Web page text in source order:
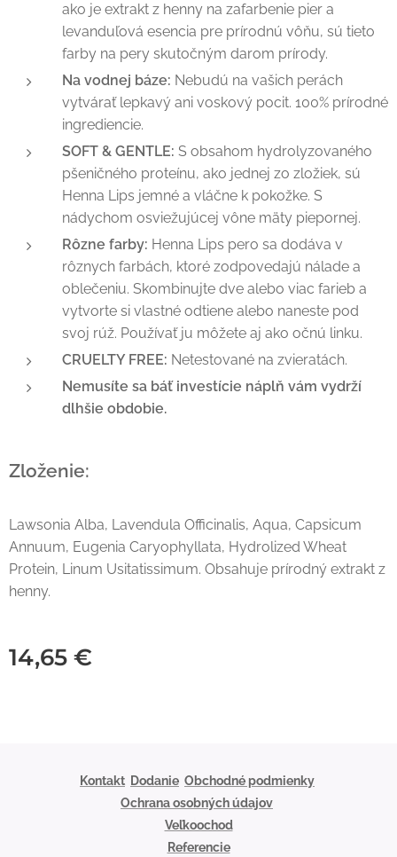
ako je extrakt z henny na zafarbenie pier a
levanduľová esencia pre prírodnú vôňu, sú tieto
farby na pery skutočným darom prírody.
Na vodnej báze: Nebudú na vašich perách
vytvárať lepkavý ani voskový pocit. 100% prírodné
ingrediencie.
SOFT & GENTLE: S obsahom hydrolyzovaného
pšeničného proteínu, ako jednej zo zložiek, sú
Henna Lips jemné a vláčne k pokožke. S
nádychom osviežujúcej vône mäty piepornej.
Rôzne farby: Henna Lips pero sa dodáva v
rôznych farbách, ktoré zodpovedajú nálade a
oblečeniu. Skombinujte dve alebo viac farieb a
vytvorte si vlastné odtiene alebo naneste pod
svoj rúž. Používať ju môžete aj ako očnú linku.
CRUELTY FREE: Netestované na zvieratách.
Nemusíte sa báť investície náplň vám vydrží
dlhšie obdobie.
Zloženie:
Lawsonia Alba, Lavendula Officinalis, Aqua, Capsicum
Annuum, Eugenia Caryophyllata, Hydrolized Wheat
Protein, Linum Usitatissimum. Obsahuje prírodný extrakt z
henny.
14,65 €
Kontakt Dodanie Obchodné podmienky
Ochrana osobných údajov
Veľkoochod
Referencie